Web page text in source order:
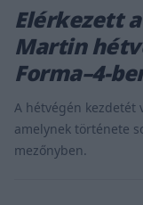
Elérkezett
Martin
Forma–4-
A hétvégén kezdetét
amelynek története
mezőnyben.